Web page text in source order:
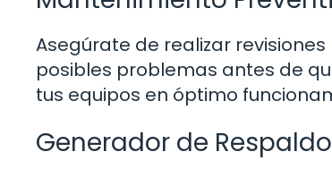
Asegúrate de realizar
posibles problemas antes de
tus equipos en óptimo
Generador de Respaldo